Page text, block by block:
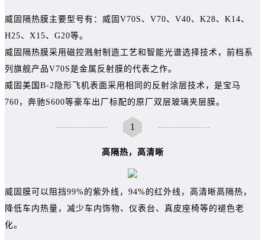
威固隔热膜主要型号有：威固V70S、V70、V40、K28、K14、
H25、X15、G20等。
威固隔热膜采用磁控溅射制造工艺和智能光谱选择技术，前档系
列旗舰产品V70S是金属反射膜的代表之作。
威固美国B-2隐形飞机表面采用相同的反射涂层技术，是宝马
760，奔驰S600等豪车出厂标配的原厂双层玻璃夹层膜。
1
高隔热，高清晰
威固膜可以阻挡99%的紫外线，94%的红外线，高清晰高隔热，
降低车内热量，减少车内饰物、仪表台、真皮座椅等的褪色老
化。